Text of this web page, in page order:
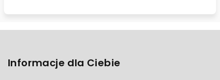
Informacje dla Ciebie